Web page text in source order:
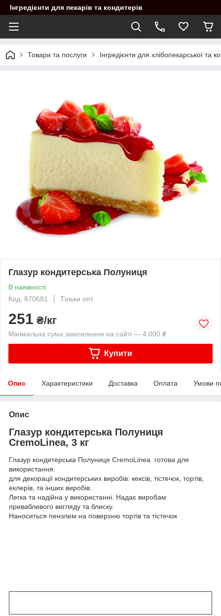
Інгредієнти для пекарів та кондитерів
Товари та послуги Інгредієнти для хлібопекарської та
Глазур кондитерська Полуниця
В наявності
Код: 870681
Тільки опт
251 ₴/кг
Мінімальна сума замовлення на сайті — 4 000 ₴
Купити
Опис Характеристики Доставка Оплата Умови
Опис
Глазур кондитерська Полуниця
CremoLinea, 3 кг
Глазур кондитерська Полуниця CremoLinea готова для
використання:
для декорації кондитерських виробів: кексів, тістечок, тортів,
еклерів, та інших виробів.
Легка та надійна у використанні. Надає виробам
привабливого вигляду та блиску.
Наноситься пензлем на поверхню тортів та тістечок